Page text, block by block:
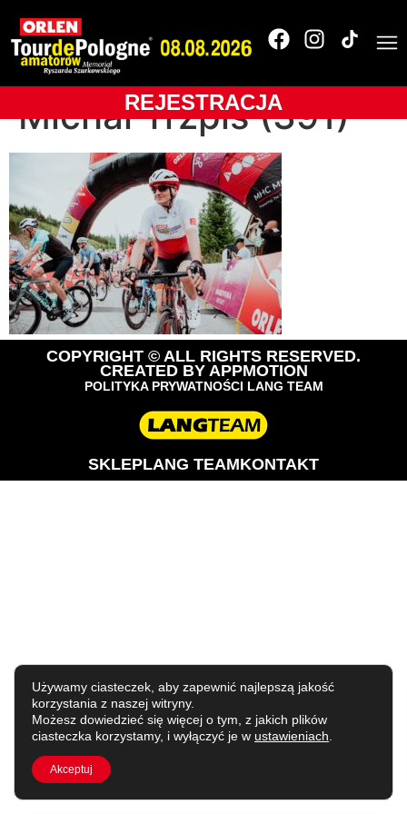
REJESTRACJA
OLTR-2025-
BUKOVINA Resort-
Michał Trzpis (391)
COPYRIGHT © ALL RIGHTS RESERVED.
CREATED BY APPMOTION
POLITYKA PRYWATNOŚCI LANG TEAM
SKLEPLANG TEAMKONTAKT
Używamy ciasteczek, aby zapewnić najlepszą jakość
korzystania z naszej witryny.
Możesz dowiedzieć się więcej o tym, z jakich plików
ciasteczka korzystamy, i wyłączyć je w ustawieniach
Akceptuj